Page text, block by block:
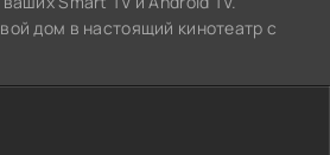
дом в настоящий кинотеатр с